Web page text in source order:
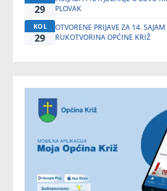
29
PLOVAK
KOL
29
OTVORENE PRIJAVE ZA 14.
RUKOTVORINA OPĆINE KRIŽ